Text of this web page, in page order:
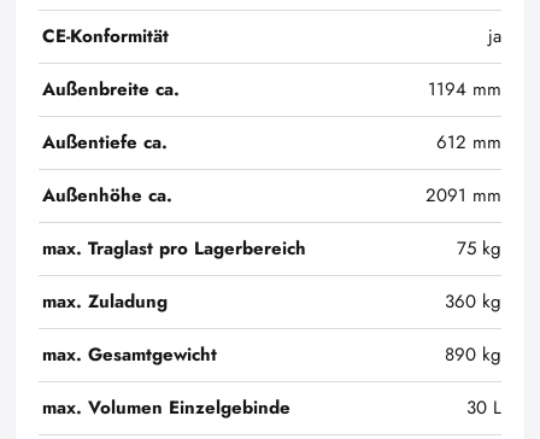
CE-Konformität
ja
Außenbreite ca.
1194 mm
Außentiefe ca.
612 mm
Außenhöhe ca.
2091 mm
max. Traglast pro Lagerbereich
75 kg
max. Zuladung
360 kg
max. Gesamtgewicht
890 kg
max. Volumen Einzelgebinde
30 L